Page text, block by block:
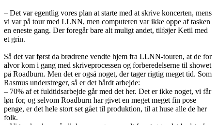
– Det var egentlig vores plan at starte med at skrive koncerten, mens
vi var på tour med LLNN, men computeren var ikke oppe af tasken
en eneste gang. Der foregår bare alt muligt andet, tilføjer Ketil med
et grin.
Så det var først da brødrene vendte hjem fra LLNN-touren, at de for
alvor kom i gang med skriveprocessen og forberedelserne til showet
på Roadburn. Men det er også noget, der tager rigtig meget tid. Som
Rasmus understreger, så er det hårdt arbejde:
– 70% af et fuldtidsarbejde går med det her. Det er ikke noget, vi får
løn for, og selvom Roadburn har givet en meget meget fin pose
penge, er det hele stort set gået til produktion, til at huse alle de her
folk.